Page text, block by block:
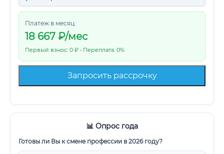
Платеж в месяц:
18 667 ₽/мес
Первый взнос: 0 ₽ • Переплата: 0%
Запросить рассрочку
📊 Опрос года
Готовы ли Вы к смене профессии в 2026 году?